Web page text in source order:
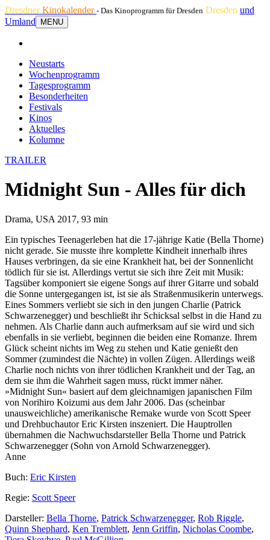
DresdnerKinokalender - Das Kinoprogramm für Dresden Dresden und
Umland
MENU
Neustarts
Wochenprogramm
Tagesprogramm
Besonderheiten
Festivals
Kinos
Aktuelles
Kolumne
TRAILER
Midnight Sun - Alles für dich
Drama, USA 2017, 93 min
Ein typisches Teenagerleben hat die 17-jährige Katie (Bella Thorne)
nicht gerade. Sie musste ihre komplette Kindheit innerhalb ihres
Hauses verbringen, da sie eine Krankheit hat, bei der Sonnenlicht
tödlich für sie ist. Allerdings vertut sie sich ihre Zeit mit Musik:
Tagsüber komponiert sie eigene Songs auf ihrer Gitarre und sobald
die Sonne untergegangen ist, ist sie als Straßenmusikerin unterwegs.
Eines Sommers verliebt sie sich in den jungen Charlie (Patrick
Schwarzenegger) und beschließt ihr Schicksal selbst in die Hand zu
nehmen. Als Charlie dann auch aufmerksam auf sie wird und sich
ebenfalls in sie verliebt, beginnen die beiden eine Romanze. Ihrem
Glück scheint nichts im Weg zu stehen und Katie genießt den
Sommer (zumindest die Nächte) in vollen Zügen. Allerdings weiß
Charlie noch nichts von ihrer tödlichen Krankheit und der Tag, an
dem sie ihm die Wahrheit sagen muss, rückt immer näher.
»Midnight Sun« basiert auf dem gleichnamigen japanischen Film
von Norihiro Koizumi aus dem Jahr 2006. Das (scheinbar
unausweichliche) amerikanische Remake wurde von Scott Speer
und Drehbuchautor Eric Kirsten inszeniert. Die Hauptrollen
übernahmen die Nachwuchsdarsteller Bella Thorne und Patrick
Schwarzenegger (Sohn von Arnold Schwarzenegger).
Anne
Buch: Eric Kirsten
Regie: Scott Speer
Darsteller: Bella Thorne, Patrick Schwarzenegger, Rob Riggle,
Quinn Shephard, Ken Tremblett, Jenn Griffin, Nicholas Coombe,